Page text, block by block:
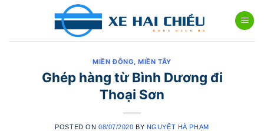
MIỀN ĐÔNG,MIỀN TÂY
Ghép hàng từ Bình Dương đi
Thoại Sơn
POSTED ON 08/07/2020 BY NGUYỆT HÀ PHẠM